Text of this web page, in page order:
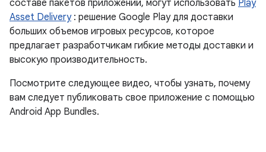
составе пакетов приложений, могут использовать Play
Asset Delivery: решение Google Play для доставки
больших объемов игровых ресурсов, которое
предлагает разработчикам гибкие методы доставки и
высокую производительность.
Посмотрите следующее видео, чтобы узнать, почему
вам следует публиковать свое приложение с помощью
Android App Bundles.